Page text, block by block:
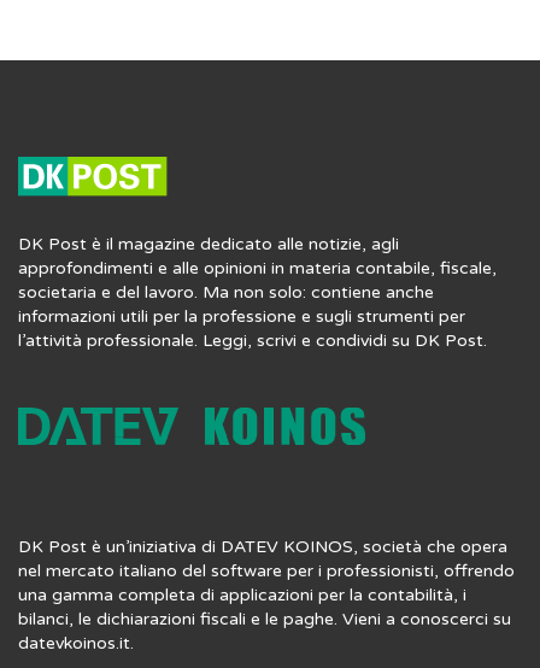
DK Post è il magazine dedicato alle notizie, agli
approfondimenti e alle opinioni in materia contabile, fiscale,
societaria e del lavoro. Ma non solo: contiene anche
informazioni utili per la professione e sugli strumenti per
l’attività professionale. Leggi, scrivi e condividi su DK Post.
DK Post è un’iniziativa di DATEV KOINOS, società che opera
nel mercato italiano del software per i professionisti, offrendo
una gamma completa di applicazioni per la contabilità, i
bilanci, le dichiarazioni fiscali e le paghe. Vieni a conoscerci su
datevkoinos.it.